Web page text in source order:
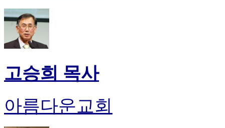
고승희 목사
아름다운교회